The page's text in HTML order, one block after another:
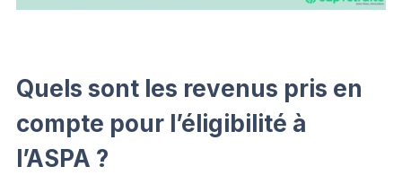
Quels sont les revenus pris en
compte pour l’éligibilité à
l’ASPA ?